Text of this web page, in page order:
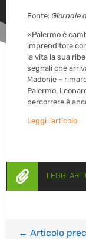
Fonte:Giornale
«Palermo è
imprenditore
la vita la sua
segnali che
Madonie –
Palermo,
percorrere è
Leggi l’articolo
 LEGGI
←Articolo